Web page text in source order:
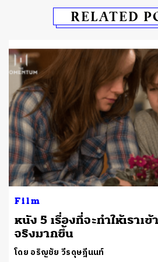
RELATED
Film
หนัง 5 เรื่องที่จะทำให้เราเข้
จริงมากขึ้น
โดย อริญชัย วีรดุษฎีนนท์